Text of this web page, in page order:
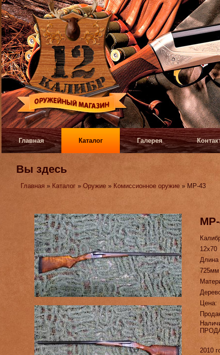
Главная Каталог Галерея
Вы здесь
Главная » Каталог »Оружие » Комиссионное оружие » МР-43
12х70
725мм
Цена:
2010